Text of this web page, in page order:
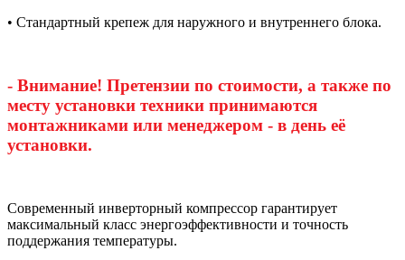
• Стандартный крепеж для наружного и внутреннего блока.
- Внимание! Претензии по стоимости, а также по
месту установки техники принимаются
монтажниками или менеджером - в день её
установки.
Современный инверторный компрессор гарантирует
максимальный класс энергоэффективности и точность
поддержания температуры.